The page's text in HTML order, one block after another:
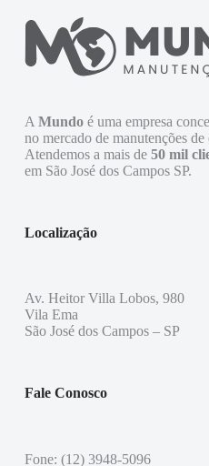
A Mundoé uma empresa
no mercado de manutenções de
Atendemos a mais de 50 mil
em São José dos Campos SP.
Localização
Av. Heitor Villa Lobos, 980
Vila Ema
São José dos Campos – SP
Fale Conosco
Fone: (12) 3948-5096